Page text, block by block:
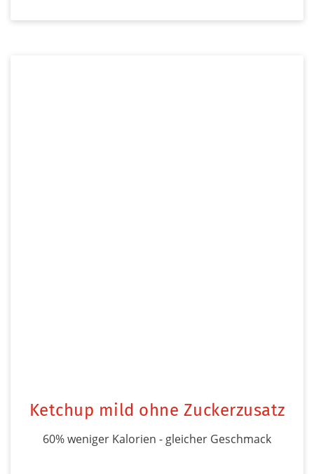
Ketchup mild ohne Zuckerzusatz
60% weniger Kalorien - gleicher Geschmack